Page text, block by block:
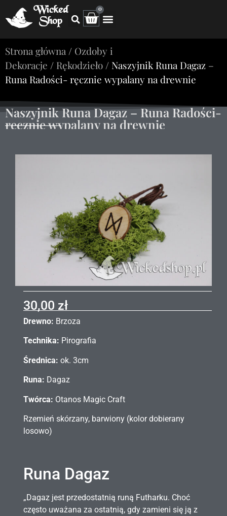
Wicked
Shop
0
Strona główna / Ozdoby i
Dekoracje / Rękodzieło / Naszyjnik Runa Dagaz –
Runa Radości- ręcznie wypalany na drewnie
Naszyjnik Runa Dagaz – Runa Radości-
ręcznie wypalany na drewnie
30,00 zł
Drewno: Brzoza
Technika: Pirografia
Średnica: ok. 3cm
Runa: Dagaz
Twórca: Otanos Magic Craft
Rzemień skórzany, barwiony (kolor dobierany
losowo)
Runa Dagaz
„Dagaz jest przedostatnią runą Futharku. Choć
często uważana za ostatnią, gdy zamieni się ją z